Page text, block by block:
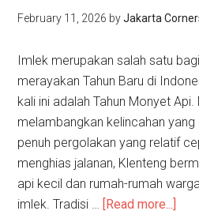
February 11, 2026 byJakarta
Imlek merupakan salah satu
merayakan Tahun Baru di
kali ini adalah Tahun Monyet
melambangkan kelincahan
penuh pergolakan yang relatif
menghias jalanan, Klenteng
api kecil dan rumah-rumah
imlek. Tradisi … [Read more...]